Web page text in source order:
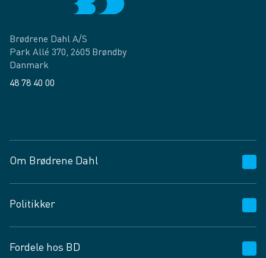
Brødrene Dahl A/S
Park Allé 370, 2605 Brøndby
Danmark
48 78 40 00
Om Brødrene Dahl
Vagttelefon 30 10 89 89
Spørgsmål og svar
Job og karriere
Politikker
Privatlivspolitik
Fordele hos BD